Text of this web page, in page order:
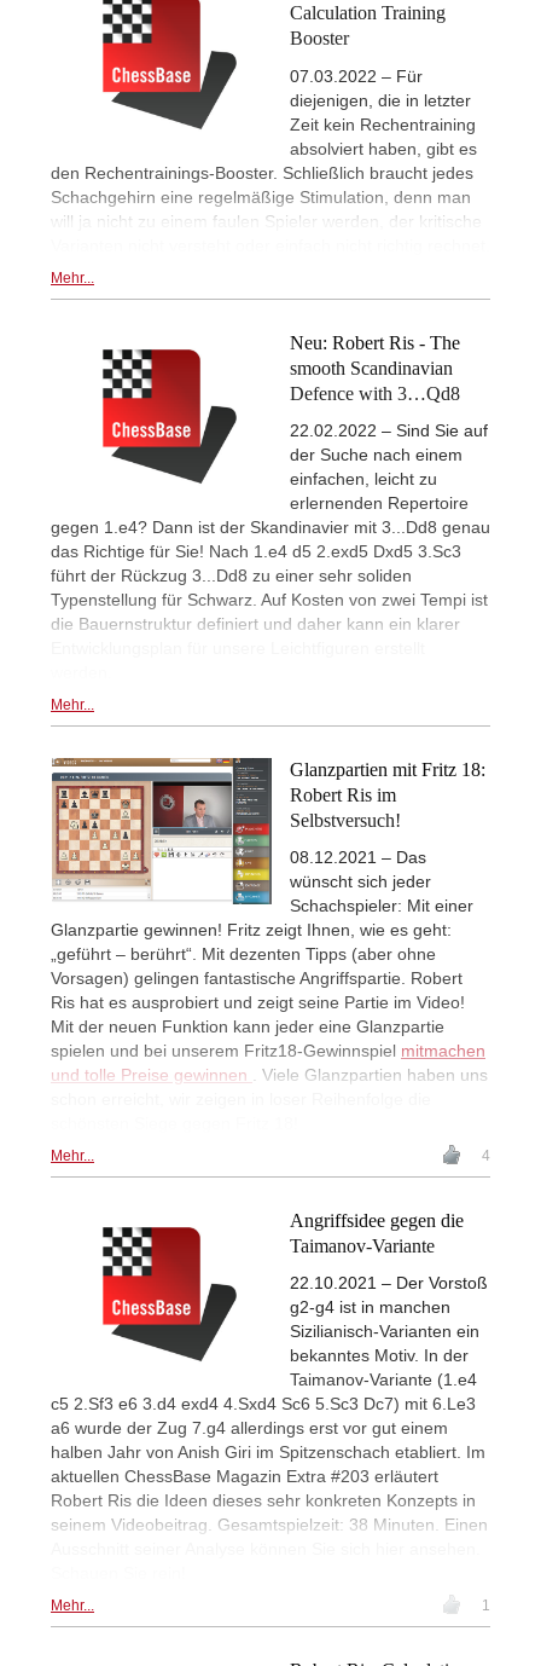
Calculation Training
Booster
07.03.2022 – Für
diejenigen, die in letzter
Zeit kein Rechentraining
absolviert haben, gibt es
den Rechentrainings-Booster. Schließlich braucht jedes
Schachgehirn eine regelmäßige Stimulation, denn man
will ja nicht zu einem faulen Spieler werden, der kritische
Mehr...
Neu: Robert Ris - The
smooth Scandinavian
Defence with 3…Qd8
22.02.2022 – Sind Sie auf
der Suche nach einem
einfachen, leicht zu
erlernenden Repertoire
gegen 1.e4? Dann ist der Skandinavier mit 3...Dd8 genau
das Richtige für Sie! Nach 1.e4 d5 2.exd5 Dxd5 3.Sc3
führt der Rückzug 3...Dd8 zu einer sehr soliden
Typenstellung für Schwarz. Auf Kosten von zwei Tempi ist
die Bauernstruktur definiert und daher kann ein klarer
Mehr...
Glanzpartien mit Fritz 18:
Robert Ris im
Selbstversuch!
08.12.2021 – Das
wünscht sich jeder
Schachspieler: Mit einer
Glanzpartie gewinnen! Fritz zeigt Ihnen, wie es geht:
„geführt – berührt“. Mit dezenten Tipps (aber ohne
Vorsagen) gelingen fantastische Angriffspartie. Robert
Ris hat es ausprobiert und zeigt seine Partie im Video!
Mit der neuen Funktion kann jeder eine Glanzpartie
spielen und bei unserem Fritz18-Gewinnspiel mitmachen
und tolle Preise gewinnen
. Viele Glanzpartien haben uns
Mehr... 4
Angriffsidee gegen die
Taimanov-Variante
22.10.2021 – Der Vorstoß
g2-g4 ist in manchen
Sizilianisch-Varianten ein
bekanntes Motiv. In der
Taimanov-Variante (1.e4
c5 2.Sf3 e6 3.d4 exd4 4.Sxd4 Sc6 5.Sc3 Dc7) mit 6.Le3
a6 wurde der Zug 7.g4 allerdings erst vor gut einem
halben Jahr von Anish Giri im Spitzenschach etabliert. Im
aktuellen ChessBase Magazin Extra #203 erläutert
Robert Ris die Ideen dieses sehr konkreten Konzepts in
seinem Videobeitrag. Gesamtspielzeit: 38 Minuten. Einen
Mehr... 1